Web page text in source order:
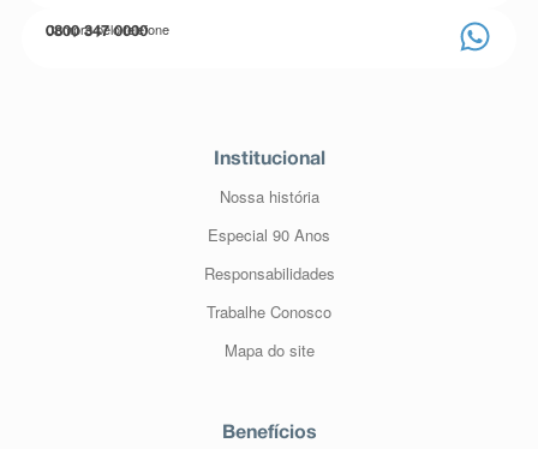
Compre pelo telefone
0800 347 0000
Institucional
Nossa história
Especial 90 Anos
Responsabilidades
Trabalhe Conosco
Mapa do site
Benefícios